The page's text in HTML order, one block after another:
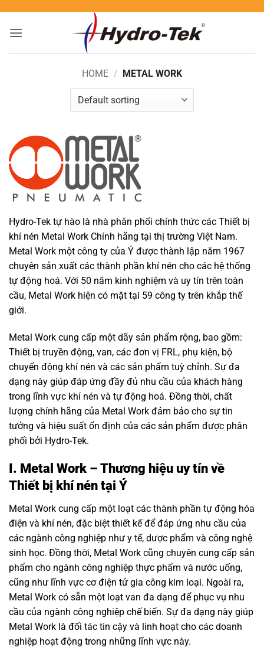
content
HOME / METAL WORK
Hydro-Tek tự hào là nhà phân phối chính thức các Thiết bị
khí nén Metal Work Chính hãng tại thị trường Việt Nam.
Metal Work một công ty của Ý được thành lập năm 1967
chuyên sản xuất các thành phần khí nén cho các hệ thống
tự động hoá. Với 50 năm kinh nghiệm và uy tín trên toàn
cầu, Metal Work hiện có mặt tại 59 công ty trên khắp thế
giới.
Metal Work cung cấp một dãy sản phẩm rộng, bao gồm:
Thiết bị truyền động, van, các đơn vị FRL, phụ kiện, bộ
chuyển động khí nén và các sản phẩm tuỳ chỉnh. Sự đa
dạng này giúp đáp ứng đầy đủ nhu cầu của khách hàng
trong lĩnh vực khí nén và tự động hoá. Đồng thời, chất
lượng chính hãng của Metal Work đảm bảo cho sự tin
tưởng và hiệu suất ổn định của các sản phẩm được phân
phối bởi Hydro-Tek.
I. Metal Work – Thương hiệu uy tín về
Thiết bị khí nén tại Ý
Metal Work cung cấp một loạt các thành phần tự động hóa
điện và khí nén, đặc biệt thiết kế để đáp ứng nhu cầu của
các ngành công nghiệp như y tế, dược phẩm và công nghệ
sinh học. Đồng thời, Metal Work cũng chuyên cung cấp sản
phẩm cho ngành công nghiệp thực phẩm và nước uống,
cũng như lĩnh vực cơ điện tử gia công kim loại. Ngoài ra,
Metal Work có sẵn một loạt van đa dạng để phục vụ nhu
cầu của ngành công nghiệp chế biến. Sự đa dạng này giúp
Metal Work là đối tác tin cậy và linh hoạt cho các doanh
nghiệp hoạt động trong những lĩnh vực này.